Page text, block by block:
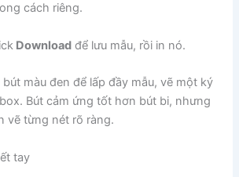
cách riêng.
Download để lưu mẫu, rồi in nó.
màu đen để lấp đầy mẫu, vẽ một ký
Bút cảm ứng tốt hơn bút bi, nhưng
vẽ từng nét rõ ràng.